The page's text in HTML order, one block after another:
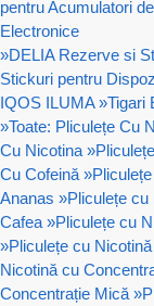
pentru Acumulatori
Electronice
»DELIA Rezerve si
Stickuri pentru
IQOS ILUMA »Tigari
»Toate: Pliculețe Cu
Cu Nicotina »
Cu Cofeină »
Ananas »Pliculețe cu
Cafea »Pliculețe cu
»Pliculețe cu
Nicotină cu
Concentrație Mică »